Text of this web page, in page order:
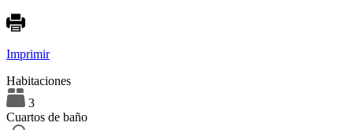
Imprimir
Habitaciones
3
Cuartos de baño